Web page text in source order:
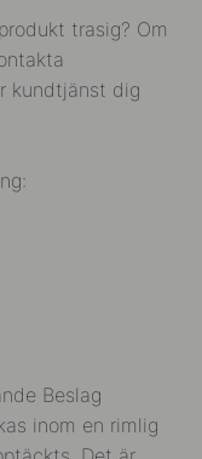
trasig? Om
kundtjänst dig
Beslag
inom en rimlig